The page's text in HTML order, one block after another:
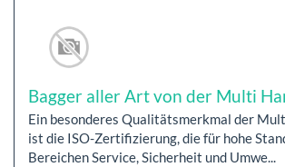
Bagger aller Art von der Multi
Ein besonderes Qualitätsmerkmal der
ist die ISO-Zertifizierung, die für hohe
Bereichen Service, Sicherheit und Umwe...